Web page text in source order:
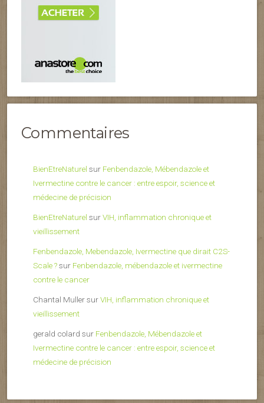
Commentaires
BienEtreNaturel sur Fenbendazole, Mébendazole et
Ivermectine contre le cancer : entre espoir, science et
médecine de précision
BienEtreNaturel surVIH, inflammation chronique et
vieillissement
Fenbendazole, Mebendazole, Ivermectine que dirait C2S-
Scale ?sur Fenbendazole, mébendazole et ivermectine
contre le cancer
Chantal MullersurVIH, inflammation chronique et
vieillissement
gerald colard sur Fenbendazole, Mébendazole et
Ivermectine contre le cancer : entre espoir, science et
médecine de précision